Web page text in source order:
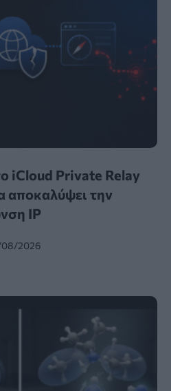
iCloud Private Relay
αποκαλύψει την
IP
08/2026